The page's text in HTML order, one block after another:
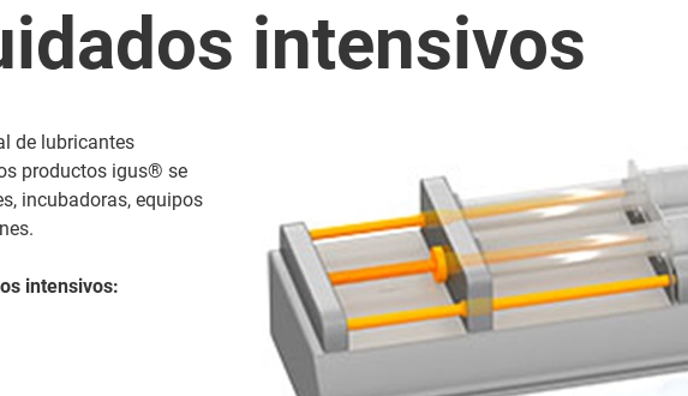
intensivos
de lubricantes
productos igus® se
incubadoras, equipos
intensivos: